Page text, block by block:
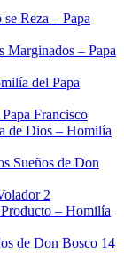
Reza – Papa
Marginados – Papa
del Papa
Francisco
de Dios – Homilía
Sueños de Don
2
– Homilía
de Don Bosco 14